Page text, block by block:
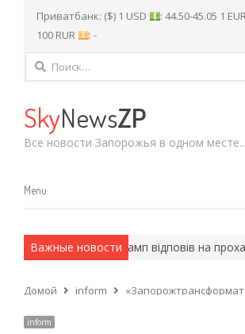
Приватбанк: ($) 1 USD : 44.50-45.05 1
100 RUR
: -
Найти:
SkyNewsZP
Все новости Запорожья в одном месте...
Menu
Menu
Важные новости
методы. Трамп відповів на
Домой inform
inform